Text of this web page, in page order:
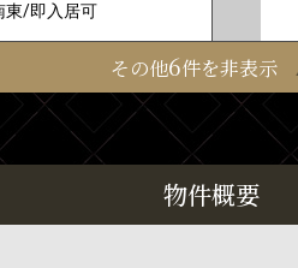
東/即入居可
その他6件を非表示
物件概要